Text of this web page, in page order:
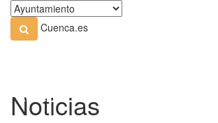
Cuenca.es
Noticias